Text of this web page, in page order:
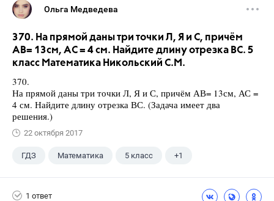
Ольга Медведева
370. На прямой даны три точки Л, Я и С, причём
АВ= 13см, АС = 4 см. Найдите длину отрезка ВС. 5
класс Математика Никольский С.М.
370.
На прямой даны три точки Л, Я и С, причём АВ= 13см, АС =
4 см. Найдите длину отрезка ВС. (Задача имеет два
решения.)
22 октября 2017
ГДЗ Математика 5 класс +1
1 ответ